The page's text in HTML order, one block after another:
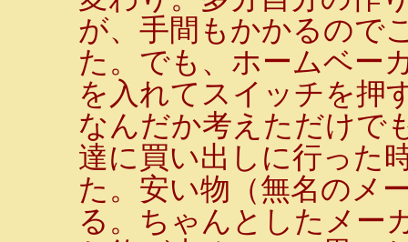
が、手間もかかるので
た。でも、ホームベー
を入れてスイッチを押
なんだか考えただけで
達に買い出しに行った
た。安い物（無名のメ
る。ちゃんとしたメー